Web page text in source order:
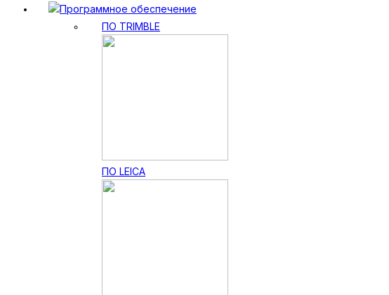
Программное обеспечение
ПО TRIMBLE
ПО LEICA